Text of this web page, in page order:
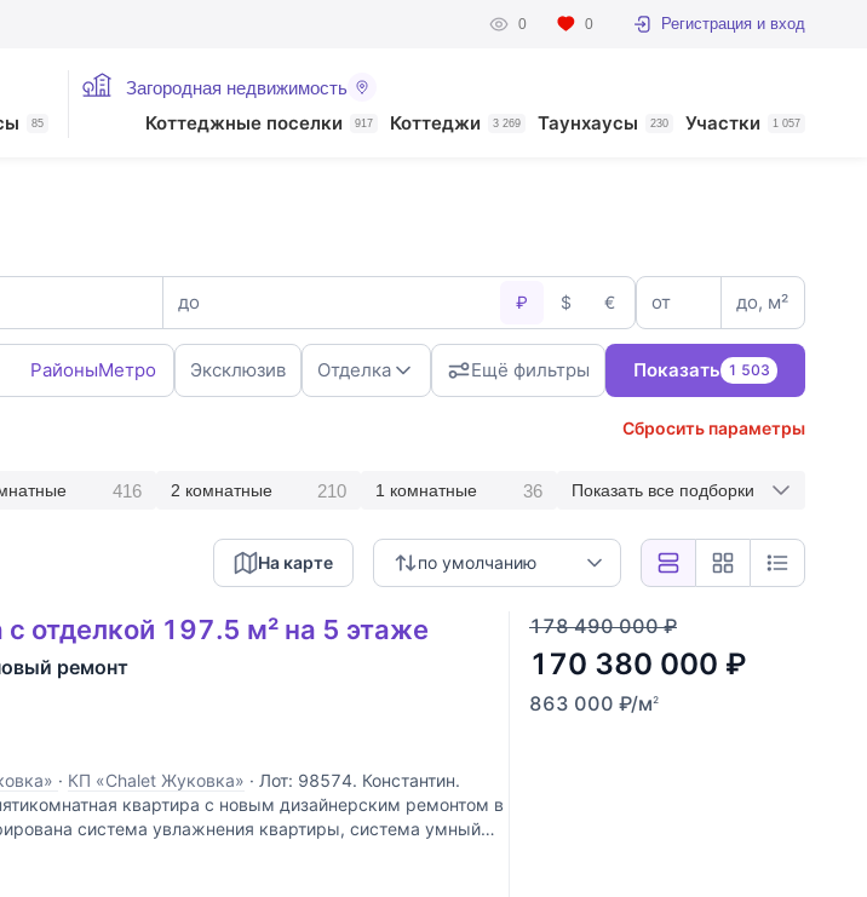
0 0 Регистрация и вход
85
Загородная недвижимость
Коттеджные поселки 917 Коттеджи 3 269 Таунхаусы 230 Участки 1 057
до ₽ $ € от до, м²
РайоныМетро Эксклюзив Отделка Ещё фильтры Показать 1 503
Сбросить параметры
416 2 комнатные 210 1 комнатные 36 Показать все подборки
по умолчанию
На карте
отделкой 197.5 м² на 5 этаже
ремонт
· КП «Chalet Жуковка» · Лот: 98574. Константин.
квартира с новым дизайнерским ремонтом в
система увлажнения квартиры, система умный
178 490 000 ₽
170 380 000 ₽
863 000 ₽/м2